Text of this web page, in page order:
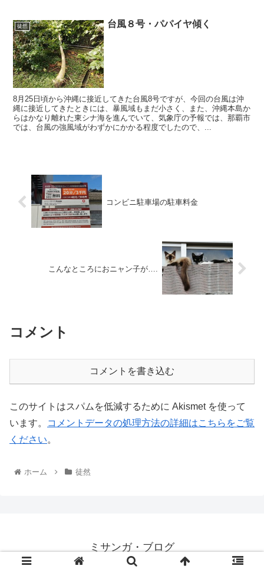
徒然 台風８号・パパイヤ傾く
8月25日頃から沖縄に接近してきた台風8号ですが、今回の台風は沖
縄に接近してきたときには、暴風域もまだ小さく、また、沖縄本島か
らはかなり離れた東シナ海を進んでいて、気象庁の予報では、那覇市
では、台風の強風域がわずかにかかる程度でしたので、...
コンビニ駐車場の駐車料金
こんなところにおニャン子が….
コメント
コメントを書き込む
このサイトはスパムを低減するために Akismet を使って
います。
コメントデータの処理方法の詳細はこちらをご覧
ください。
ホーム 徒然
ミサンガ・ブログ
© 2016 ミサンガ・ブログ.